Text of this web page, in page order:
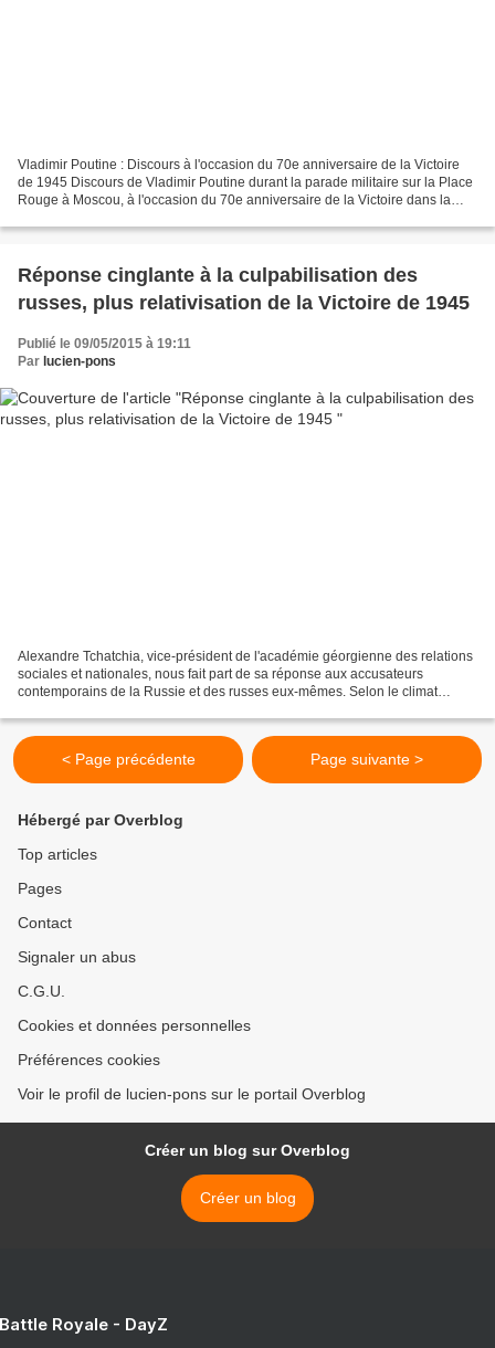
Vladimir Poutine : Discours à l'occasion du 70e anniversaire de la Victoire
de 1945 Discours de Vladimir Poutine durant la parade militaire sur la Place
Rouge à Moscou, à l'occasion du 70e anniversaire de la Victoire dans la
Réponse cinglante à la culpabilisation des
russes, plus relativisation de la Victoire de 1945
Publié le 09/05/2015 à 19:11
Par lucien-pons
Alexandre Tchatchia, vice-président de l'académie géorgienne des relations
sociales et nationales, nous fait part de sa réponse aux accusateurs
contemporains de la Russie et des russes eux-mêmes. Selon le climat
< Page précédente Page suivante >
Hébergé par Overblog
Top articles
Pages
Contact
Signaler un abus
C.G.U.
Cookies et données personnelles
Préférences cookies
Voir le profil de lucien-pons sur le portail Overblog
Créer un blog sur Overblog
Créer un blog
Royale - DayZ